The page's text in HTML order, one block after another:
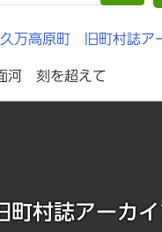
久万高原町 旧町村誌ア
河 刻を超えて
村誌アーカ